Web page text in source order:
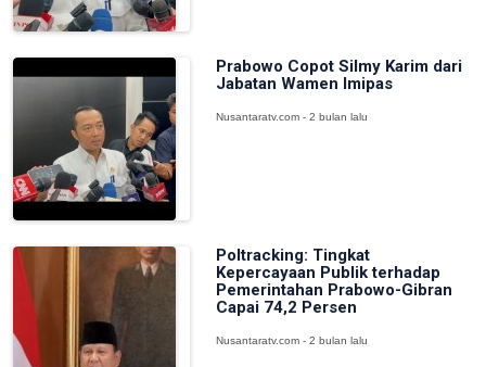
Prabowo Copot Silmy Karim dari
Jabatan Wamen Imipas
Nusantaratv.com - 2 bulan lalu
Poltracking: Tingkat
Kepercayaan Publik terhadap
Pemerintahan Prabowo-Gibran
Capai 74,2 Persen
Nusantaratv.com - 2 bulan lalu